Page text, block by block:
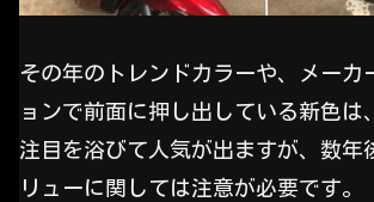
その年のトレンドカラーや、メーカ
ョンで前面に押し出している新色は
注目を浴びて人気が出ますが、数年
リューに関しては注意が必要です。